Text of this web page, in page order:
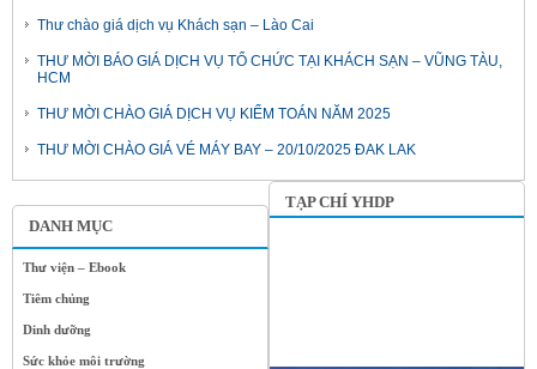
DANH MỤC
Thư viện – Ebook
Tiêm chủng
Dinh dưỡng
Sức khỏe môi trường
Thư chào giá dịch vụ Khách sạn – Lào Cai
THƯ MỜI BÁO GIÁ DỊCH VỤ TỔ CHỨC TẠI KHÁCH SẠN – VŨNG TÀU,
HCM
THƯ MỜI CHÀO GIÁ DỊCH VỤ KIỂM TOÁN NĂM 2025
THƯ MỜI CHÀO GIÁ VÉ MÁY BAY – 20/10/2025 ĐAK LAK
TẠP CHÍ YHDP